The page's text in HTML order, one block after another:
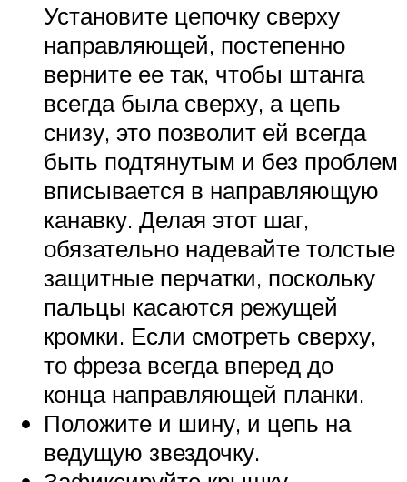
Установите цепочку сверху
направляющей, постепенно
верните ее так, чтобы штанга
всегда была сверху, а цепь
снизу, это позволит ей всегда
быть подтянутым и без проблем
вписывается в направляющую
канавку. Делая этот шаг,
обязательно надевайте толстые
защитные перчатки, поскольку
пальцы касаются режущей
кромки. Если смотреть сверху,
то фреза всегда вперед до
конца направляющей планки.
Положите и шину, и цепь на
ведущую звездочку.